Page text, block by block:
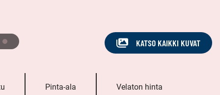
KATSO KAIKKI KUVAT
Pinta-ala Velaton hinta